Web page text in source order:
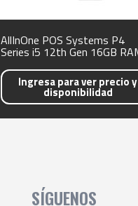
AllInOne POS Systems P4
Series i5 12th Gen 16GB RAM
Capacitive WiFi BT NO OS
Ingresa para ver precio y
disponibilidad
SÍGUENOS